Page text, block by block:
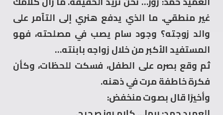
غير منطقي. ما الذي يدفع هنري إلى التآمر على
والد زوجته؟ وجود سام يصب في مصلحته، فهو
المستفيد الأكبر من خلال زواجه بابنته…
ثم وقع بصره على الطفل، فسكت للحظات، وكأن
فكرة خاطفة مرت في ذهنه.
وأخيرًا قال بصوت منخفض: